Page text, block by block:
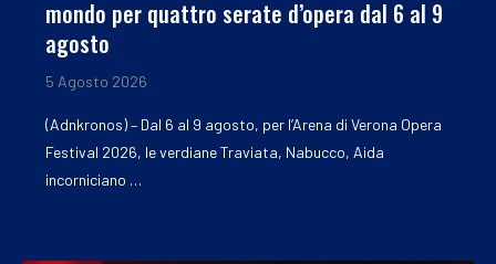
mondo per quattro serate d’opera dal 6 al 9
agosto
5 Agosto 2026
(Adnkronos) – Dal 6 al 9 agosto, per l’Arena di Verona Opera
Festival 2026, le verdiane Traviata, Nabucco, Aida
incorniciano …